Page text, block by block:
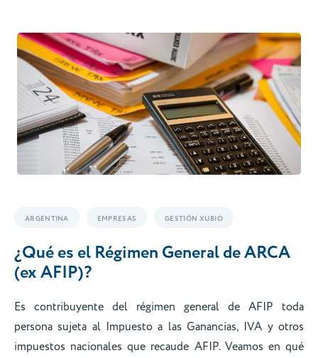
ARGENTINA EMPRESAS GESTIÓN XUBIO
¿Qué es el Régimen General de ARCA
(ex AFIP)?
Es contribuyente del régimen general de AFIP toda
persona sujeta al Impuesto a las Ganancias, IVA y otros
impuestos nacionales que recaude AFIP. Veamos en qué